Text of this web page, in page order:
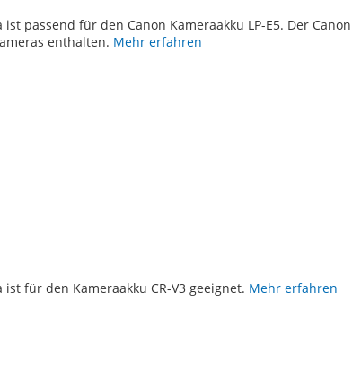
passend für den Canon Kameraakku LP-E5. Der Canon
enthalten. Mehr erfahren
für den Kameraakku CR-V3 geeignet. Mehr erfahren